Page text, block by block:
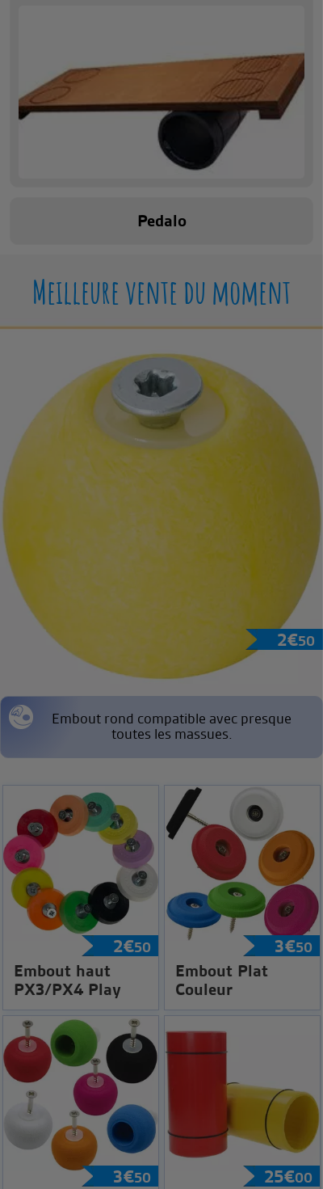
Pedalo
Meilleure vente du moment
2€50
Embout bas PX3/PX4 Play
Embout rond compatible avec presque
toutes les massues.
2€50
Embout haut
PX3/PX4 Play
3€50
Embout Plat
Couleur
3€50 25€00